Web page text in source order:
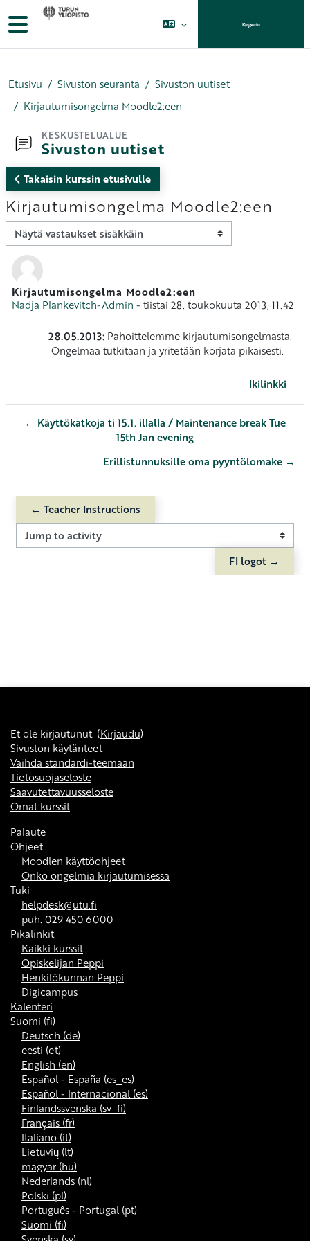
Siirry pääsisältöön
Sivupaneeli Kirjaudu
Etusivu Sivuston seuranta
Sivuston uutiset
Kirjautumisongelma Moodle2:een
KESKUSTELUALUE
Sivuston uutiset
Takaisin kurssin etusivulle
Kirjautumisongelma Moodle2:een
Näytön tila
Kirjautumisongelma Moodle2:een
Nadja Plankevitch-Admin - tiistai 28. toukokuuta 2013, 11.42
Vastausten määrä: 0
28.05.2013: Pahoittelemme kirjautumisongelmasta.
Ongelmaa tutkitaan ja yritetään korjata pikaisesti.
Ikilinkki
← Käyttökatkoja ti 15.1. illalla / Maintenance break Tue
15th Jan evening
Erillistunnuksille oma pyyntölomake →
← Teacher Instructions
Jump to activity
FI logot →
Et ole kirjautunut. (Kirjaudu)
Sivuston käytänteet
Vaihda standardi-teemaan
Tietosuojaseloste
Saavutettavuusseloste
Omat kurssit
Palaute
Ohjeet
Moodlen käyttöohjeet
Onko ongelmia kirjautumisessa
Tuki
helpdesk@utu.fi
puh. 029 450 6000
Pikalinkit
Kaikki kurssit
Opiskelijan Peppi
Henkilökunnan Peppi
Digicampus
Kalenteri
Suomi ‎(fi)‎
Deutsch ‎(de)‎
eesti ‎(et)‎
English ‎(en)‎
Español - España ‎(es_es)‎
Español - Internacional ‎(es)‎
Finlandssvenska ‎(sv_fi)‎
Français ‎(fr)‎
Italiano ‎(it)‎
Lietuvių ‎(lt)‎
magyar ‎(hu)‎
Nederlands ‎(nl)‎
Polski ‎(pl)‎
Português - Portugal ‎(pt)‎
Suomi ‎(fi)‎